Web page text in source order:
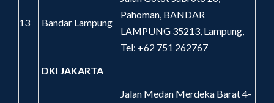
13 Bandar Lampung
Pahoman, BANDAR
LAMPUNG 35213, Lampung,
Tel: +62 751 262767
DKI JAKARTA
Jalan Medan Merdeka Barat 4-